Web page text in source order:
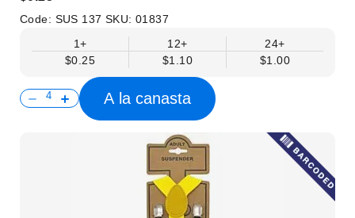
Code: SUS 137 SKU:01837
1+
$0.25
12+
$1.10
24+
$1.00
A la canasta